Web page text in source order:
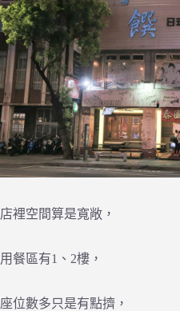
店裡空間算是寬敞，
用餐區有1、2樓，
座位數多只是有點擠，